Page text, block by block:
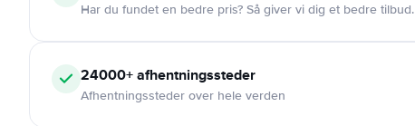
Har du fundet en bedre pris? Så giver vi dig et bedre tilbud.
24000+afhentningssteder
Afhentningssteder over hele verden